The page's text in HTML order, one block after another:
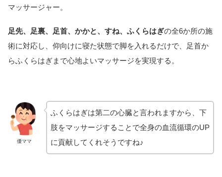
マッサージャー。
足先、足裏、足首、かかと、すね、ふくらはぎの全6か所の施
術に対応し、仰向けに寝た状態で脚を入れるだけで、足首か
らふくらはぎまで心地よいマッサージを実現する。
優ママ
ふくらはぎは第二の心臓と言われますから、下
肢をマッサージすることで全身の血流循環のUP
に貢献してくれそうですね♪